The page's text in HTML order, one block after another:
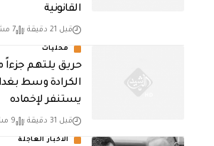
القانونية
قبل 21 دقيقة 7 مشاهدات
محليات
حريق يلتهم جزءاً
الكرادة وسط
يستنفر لإخماده
قبل 31 دقيقة 9 مشاهدات
الاخبار العاجلة